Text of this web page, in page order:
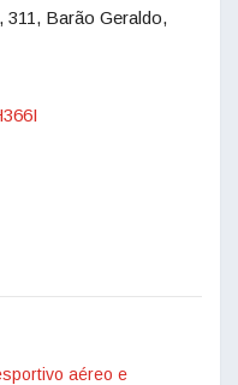
311, Barão Geraldo,
aéreo e